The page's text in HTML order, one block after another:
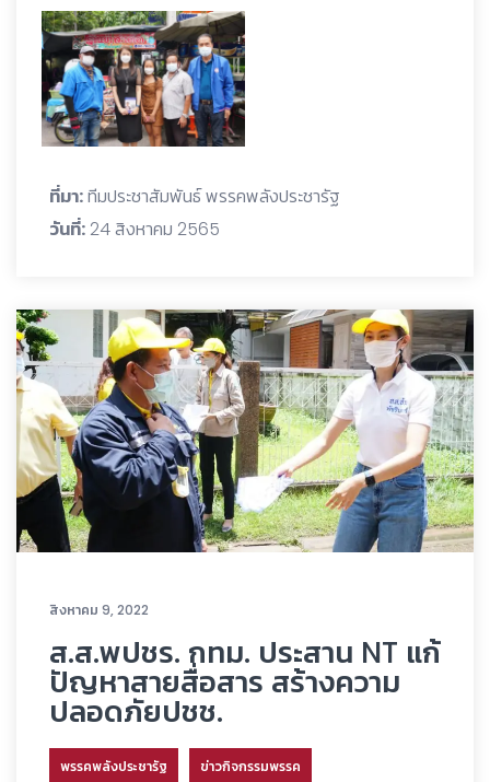
ที่มา:ทีมประชาสัมพันธ์ พรรคพลังประชารัฐ
วันที่: 24 สิงหาคม 2565
สิงหาคม 9, 2022
ส.ส.พปชร. กทม. ประสาน NT แก้
ปัญหาสายสื่อสาร สร้างความ
ปลอดภัยปชช.
พรรคพลังประชารัฐ ข่าวกิจกรรมพรรค